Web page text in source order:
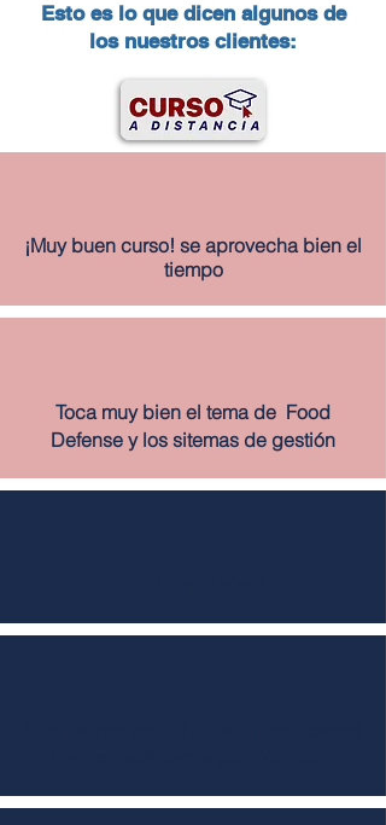
Esto es lo que dicen algunos de
los nuestros clientes:
¡Muy buen curso! se aprovecha bien el
tiempo
Toca muy bien el tema de Food
Defense y los sitemas de gestión